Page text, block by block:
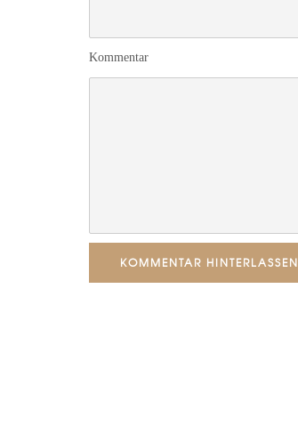
Kommentar
KOMMENTAR HINTERLASSEN